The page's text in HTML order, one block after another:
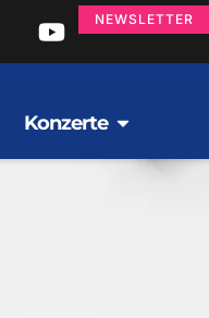
NEWSLETTER
Konzerte